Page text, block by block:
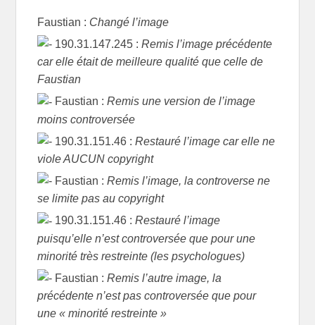
Faustian : Changé l’image
190.31.147.245 :Remis l’image précédente
car elle était de meilleure qualité que celle de
Faustian
Faustian :Remis une version de l’image
moins controversée
190.31.151.46 :Restauré l’image car elle ne
viole AUCUN copyright
Faustian :Remis l’image, la controverse ne
se limite pas au copyright
190.31.151.46 :Restauré l’image
puisqu’elle n’est controversée que pour une
minorité très restreinte (les psychologues)
Faustian :Remis l’autre image, la
précédente n’est pas controversée que pour
une « minorité restreinte »